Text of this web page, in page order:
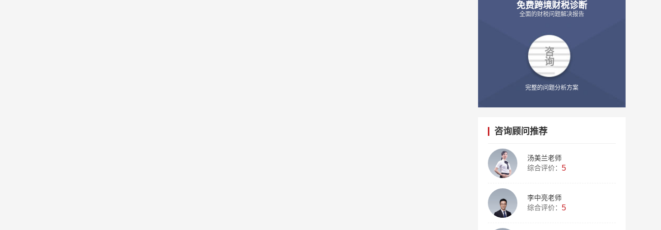
免费跨境财税诊断
全面的财税问题解决报告
咨
询
完整的问题分析方案
咨询顾问推荐
汤美兰老师
综合评价： 5
李中亮老师
综合评价： 5